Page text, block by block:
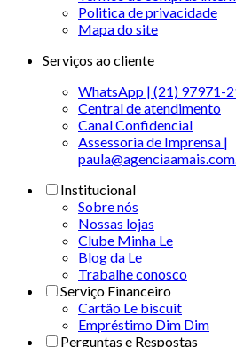
Politica de privacidade
Mapa do site
Serviços ao cliente
WhatsApp | (21) 97971-
Central de atendimento
Canal Confidencial
Assessoria de Imprensa |
Institucional
Sobre nós
Nossas lojas
Clube Minha Le
Blog da Le
Trabalhe conosco
Serviço Financeiro
Cartão Le biscuit
Empréstimo Dim Dim
Perguntas e Respostas